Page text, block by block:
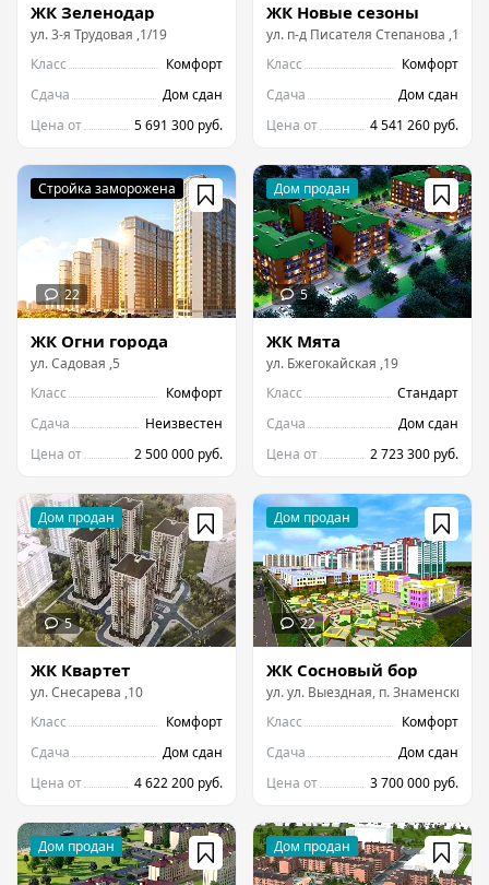
ЖК Зеленодар
ул.3-я Трудовая ,1/19
Класс
Комфорт
Сдача
Дом сдан
Цена от
5 691 300 руб.
ЖК Новые сезоны
ул. п-д Писателя Степанова ,19
Класс
Комфорт
Сдача
Дом сдан
Цена от
4 541 260 руб.
ЖК Огни города
ул.Садовая ,5
Класс
Комфорт
Сдача
Неизвестен
Цена от
2 500 000 руб.
ЖК Мята
ул. Бжегокайская ,19
Класс
Стандарт
Сдача
Дом сдан
Цена от
2 723 300 руб.
ЖК Квартет
ул.Снесарева ,10
Класс
Комфорт
Сдача
Дом сдан
Цена от
4 622 200 руб.
ЖК Сосновый бор
ул.ул. Выездная, п. Знаменский
Класс
Комфорт
Сдача
Дом сдан
Цена от
3 700 000 руб.